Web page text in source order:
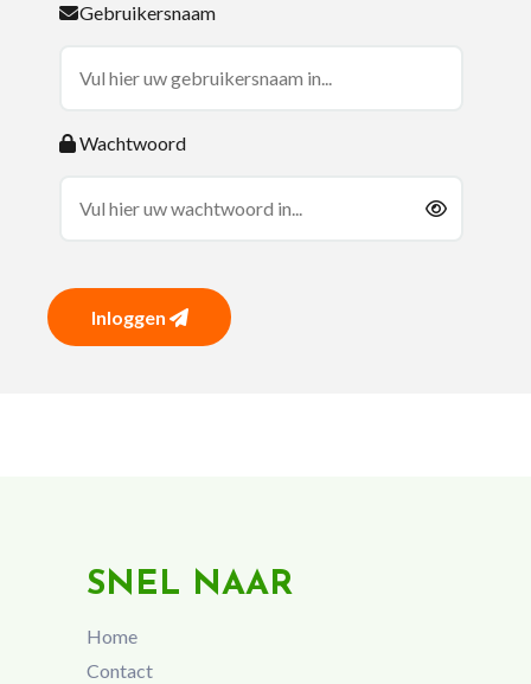
Gebruikersnaam
Wachtwoord
Inloggen
SNEL NAAR
Home
Contact